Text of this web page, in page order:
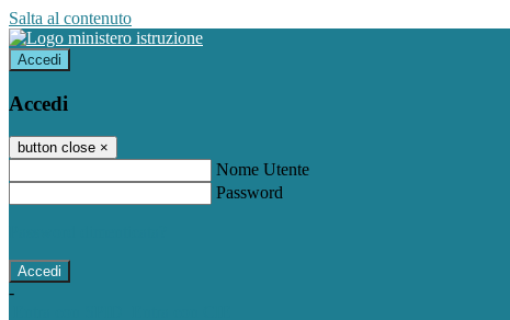
Salta al contenuto
Accedi
Accedi
button close ×
Nome Utente
Password
-